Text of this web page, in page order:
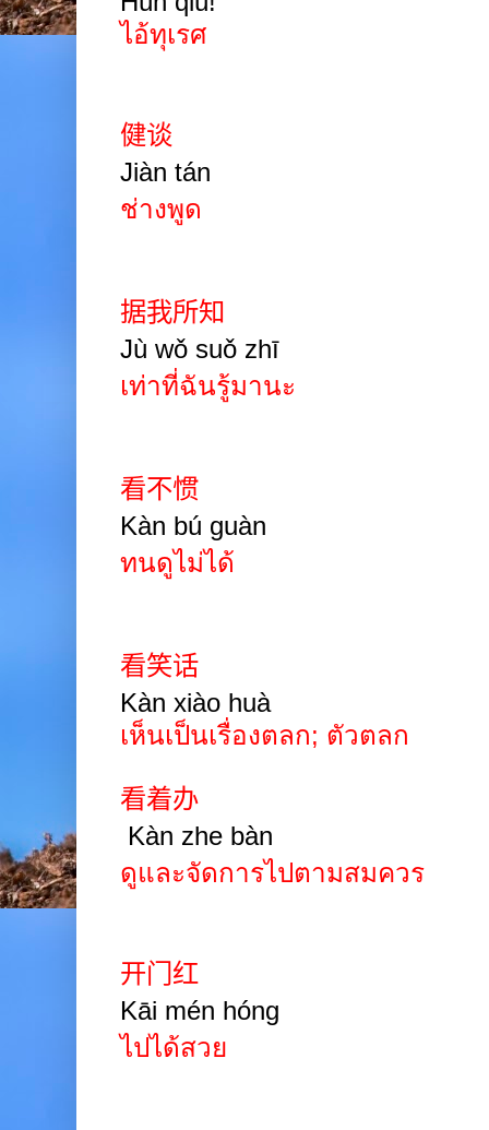
ไอ้ทุเรศ
健谈
Jiàn tán
ช่างพูด
据我所知
Jù wǒ suǒ zhī
เท่าที่ฉันรู้มานะ
看不惯
Kàn bú guàn
ทนดูไม่ได้
看笑话
Kàn xiào huà
เห็นเป็นเรื่องตลก; ตัวตลก
看着办
Kàn zhe bàn
ดูและจัดการไปตามสมควร
开门红
Kāi mén hóng
ไปได้สวย